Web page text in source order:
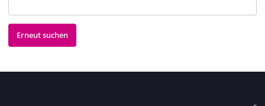
Erneut suchen